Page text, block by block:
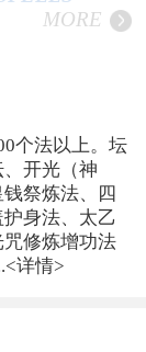
MORE
个法以上。坛
开光（神
祭炼法、四
身法、太乙
修炼增功法
<详情>